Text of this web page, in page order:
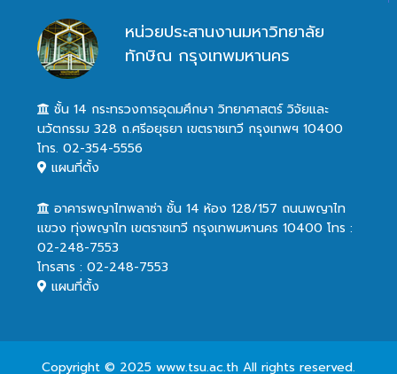
หน่วยประสานงานมหาวิทยาลัย
ทักษิณ กรุงเทพมหานคร
ชั้น 14 กระทรวงการอุดมศึกษา วิทยาศาสตร์ วิจัยและ
นวัตกรรม 328 ถ.ศรีอยุธยา เขตราชเทวี กรุงเทพฯ 10400
โทร. 02-354-5556
แผนที่ตั้ง
อาคารพญาไทพลาซ่า ชั้น 14 ห้อง 128/157 ถนนพญาไท
แขวง ทุ่งพญาไท เขตราชเทวี กรุงเทพมหานคร 10400 โทร :
02-248-7553
โทรสาร : 02-248-7553
แผนที่ตั้ง
Copyright © 2025 www.tsu.ac.th All rights reserved.